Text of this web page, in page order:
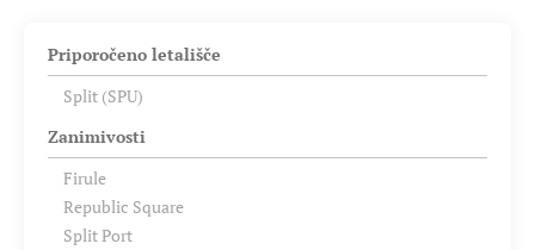
Priporočeno letališče
Split (SPU)
Zanimivosti
Firule
Republic Square
Split Port